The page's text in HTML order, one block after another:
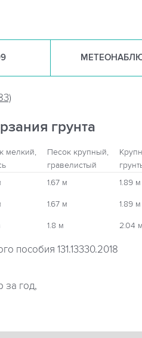
МЕТЕОНАБ
грунта
мелкий,
Песок крупный,
гравелистый
1.67 м 1.89 м
1.67 м 1.89 м
1.8 м 2.04 м
пособия 131.13330.2018
за год,